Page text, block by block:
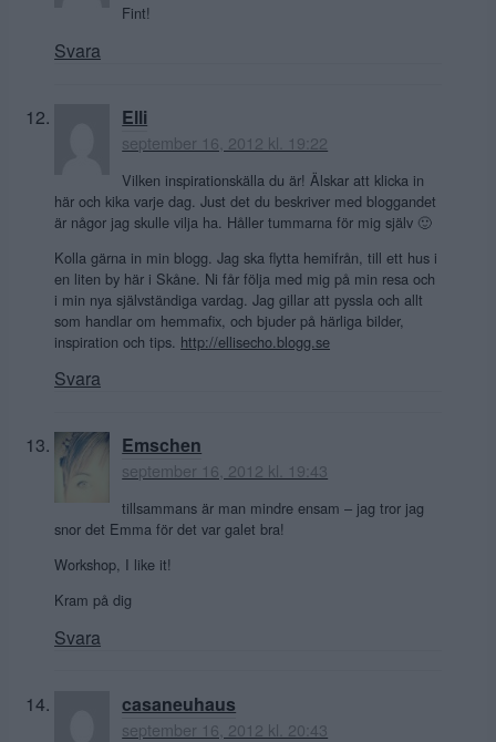
Fint!
Svara
Elli
september 16, 2012 kl. 19:22
Vilken inspirationskälla du är! Älskar att klicka in
här och kika varje dag. Just det du beskriver med bloggandet
är någor jag skulle vilja ha. Håller tummarna för mig själv 🙂
Kolla gärna in min blogg. Jag ska flytta hemifrån, till ett hus i
en liten by här i Skåne. Ni får följa med mig på min resa och
i min nya självständiga vardag. Jag gillar att pyssla och allt
som handlar om hemmafix, och bjuder på härliga bilder,
inspiration och tips. http://ellisecho.blogg.se
Svara
Emschen
september 16, 2012 kl. 19:43
tillsammans är man mindre ensam – jag tror jag
snor det Emma för det var galet bra!
Workshop, I like it!
Kram på dig
Svara
casaneuhaus
september 16, 2012 kl. 20:43